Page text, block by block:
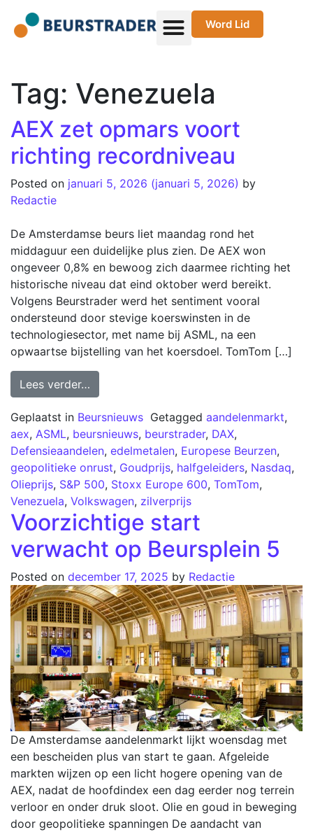
Word Lid
Tag: Venezuela
AEX zet opmars voort
richting recordniveau
Posted on januari 5, 2026 (januari 5, 2026) by
Redactie
De Amsterdamse beurs liet maandag rond het
middaguur een duidelijke plus zien. De AEX won
ongeveer 0,8% en bewoog zich daarmee richting het
historische niveau dat eind oktober werd bereikt.
Volgens Beurstrader werd het sentiment vooral
ondersteund door stevige koerswinsten in de
technologiesector, met name bij ASML, na een
opwaartse bijstelling van het koersdoel. TomTom […]
Lees verder…
Geplaatst in Beursnieuws Getagged aandelenmarkt,
aex, ASML, beursnieuws, beurstrader, DAX,
Defensieaandelen, edelmetalen, Europese Beurzen,
geopolitieke onrust, Goudprijs, halfgeleiders, Nasdaq,
Olieprijs, S&P 500, Stoxx Europe 600, TomTom,
Venezuela, Volkswagen, zilverprijs
Voorzichtige start
verwacht op Beursplein 5
Posted on december 17, 2025 by Redactie
De Amsterdamse aandelenmarkt lijkt woensdag met
een bescheiden plus van start te gaan. Afgeleide
markten wijzen op een licht hogere opening van de
AEX, nadat de hoofdindex een dag eerder nog terrein
verloor en onder druk sloot. Olie en goud in beweging
door geopolitieke spanningen De aandacht van